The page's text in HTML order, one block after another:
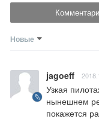
Новые
jagoeff
Узкая
нынешнем
покажется